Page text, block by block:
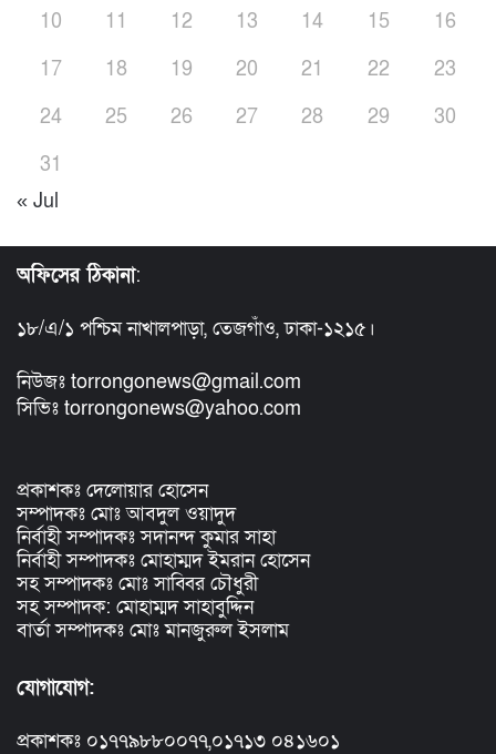
10
11 12 13 14 15
16
17
18 19 20 21 22
23
24
25 26 27 28 29
30
31
« Jul
অফিসের ঠিকানা:
১৮/এ/১ পশ্চিম নাখালপাড়া, তেজগাঁও, ঢাকা-১২১৫।
নিউজঃ torrongonews@gmail.com
সিভিঃ torrongonews@yahoo.com
প্রকাশকঃ দেলোয়ার হোসেন
সম্পাদকঃ মোঃ আবদুল ওয়াদুদ
নির্বাহী সম্পাদকঃ সদানন্দ কুমার সাহা
নির্বাহী সম্পাদকঃ মোহাম্মদ ইমরান হোসেন
সহ সম্পাদকঃ মোঃ সাব্বির চৌধুরী
সহ সম্পাদক: মোহাম্মদ সাহাবুদ্দিন
বার্তা সম্পাদকঃ মোঃ মানজুরুল ইসলাম
যোগাযোগ:
প্রকাশকঃ ০১৭৭৯৮৮০০৭৭,০১৭১৩ ০৪১৬০১